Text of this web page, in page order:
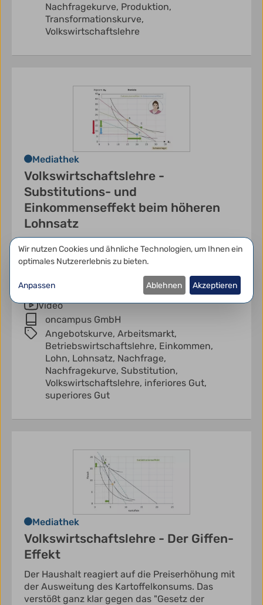
Nachfragekurve, Produktion,
Transformationskurve,
Volkswirtschaftslehre
Mediathek
Volkswirtschaftslehre -
Substitutions- und
Einkommenseffekt beim höheren
Lohnsatz
tatsächlich auf Veränderungen des Lohnsatzes?
Diese Frage kann man nur durch empirische
Video
oncampus GmbH
Angebotskurve, Arbeitsmarkt,
Betriebswirtschaftslehre, Einkommen,
Lohn, Lohnsatz, Nachfrage,
Nachfragekurve, Substitution,
Volkswirtschaftslehre, inferiores Gut,
superiores Gut
Mediathek
Volkswirtschaftslehre - Der Giffen-
Effekt
Der Haushalt reagiert auf die Preiserhöhung mit
der Ausweitung des Kartoffelkonsums. Das
verstößt ganz klar gegen das "Gesetz der
Datenschutzeinstellungen
Wir nutzen Cookies und ähnliche Technologien, um Ihnen ein
optimales Nutzererlebnis zu bieten.
Anpassen Ablehnen Akzeptieren